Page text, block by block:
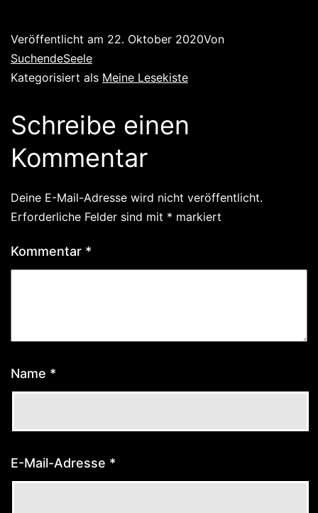
Veröffentlicht am 22. Oktober 2020Von
SuchendeSeele
Kategorisiert als Meine Lesekiste
Schreibe einen
Kommentar
Deine E-Mail-Adresse wird nicht veröffentlicht.
Erforderliche Felder sind mit * markiert
Kommentar *
Name *
E-Mail-Adresse *